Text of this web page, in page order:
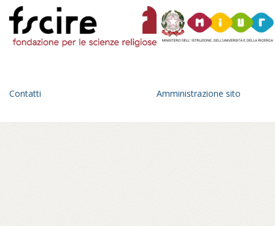
le sue collezioni e su cosa significa
gestire, custodire e valorizzare un
patrimonio di arte asiatica in ambito
Contatti Amministrazione sito